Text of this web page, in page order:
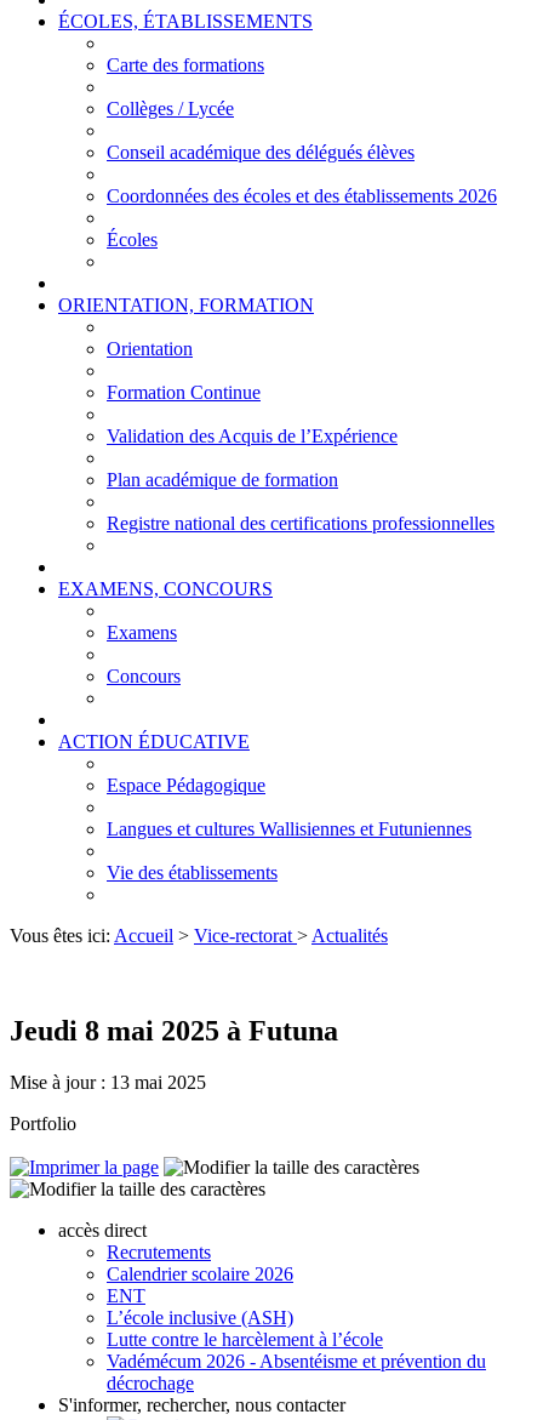
ÉCOLES, ÉTABLISSEMENTS
Carte des formations
Collèges / Lycée
Conseil académique des délégués élèves
Coordonnées des écoles et des établissements 2026
Écoles
ORIENTATION, FORMATION
Orientation
Formation Continue
Validation des Acquis de l’Expérience
Plan académique de formation
Registre national des certifications professionnelles
EXAMENS, CONCOURS
Examens
Concours
ACTION ÉDUCATIVE
Espace Pédagogique
Langues et cultures Wallisiennes et Futuniennes
Vie des établissements
Vous êtes ici: Accueil > Vice-rectorat > Actualités
Jeudi 8 mai 2025 à Futuna
Mise à jour : 13 mai 2025
Portfolio
accès direct
Recrutements
Calendrier scolaire 2026
ENT
L’école inclusive (ASH)
Lutte contre le harcèlement à l’école
Vadémécum 2026 - Absentéisme et prévention du
décrochage
S'informer, rechercher, nous contacter